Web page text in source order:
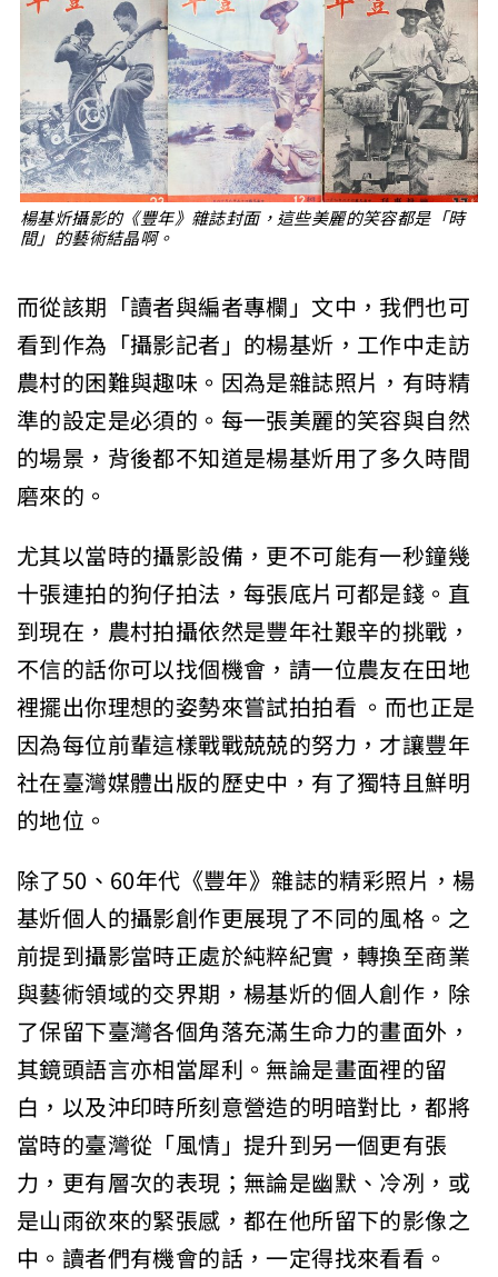
楊基炘攝影的《豐年》雜誌封面，這些美麗的笑容都是「時
間」的藝術結晶啊。
而從該期「讀者與編者專欄」文中，我們也可
看到作為「攝影記者」的楊基炘，工作中走訪
農村的困難與趣味。因為是雜誌照片，有時精
準的設定是必須的。每一張美麗的笑容與自然
的場景，背後都不知道是楊基炘用了多久時間
磨來的。
尤其以當時的攝影設備，更不可能有一秒鐘幾
十張連拍的狗仔拍法，每張底片可都是錢。直
到現在，農村拍攝依然是豐年社艱辛的挑戰，
不信的話你可以找個機會，請一位農友在田地
裡擺出你理想的姿勢來嘗試拍拍看 。而也正是
因為每位前輩這樣戰戰兢兢的努力，才讓豐年
社在臺灣媒體出版的歷史中，有了獨特且鮮明
的地位。
除了50、60年代《豐年》雜誌的精彩照片，楊
基炘個人的攝影創作更展現了不同的風格。之
前提到攝影當時正處於純粹紀實，轉換至商業
與藝術領域的交界期，楊基炘的個人創作，除
了保留下臺灣各個角落充滿生命力的畫面外，
其鏡頭語言亦相當犀利。無論是畫面裡的留
白，以及沖印時所刻意營造的明暗對比，都將
當時的臺灣從「風情」提升到另一個更有張
力，更有層次的表現；無論是幽默、冷冽，或
是山雨欲來的緊張感，都在他所留下的影像之
中。讀者們有機會的話，一定得找來看看。